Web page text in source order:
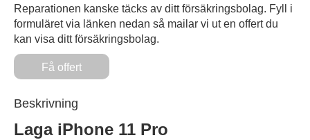
Reparationen kanske täcks av ditt försäkringsbolag. Fyll i
formuläret via länken nedan så mailar vi ut en offert du
kan visa ditt försäkringsbolag.
Få offert
Beskrivning
Laga iPhone 11 Pro